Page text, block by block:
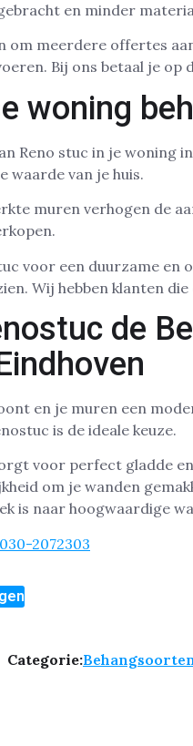
en minder
om meerdere offertes
Bij ons betaal je
woning
Reno stuc in je woning
waarde van je huis.
muren verhogen de
voor een duurzame
Wij hebben klanten
de
en je muren een
is de ideale keuze.
voor perfect gladde
om je wanden
is naar hoogwaardige
030-2072303
Categorie: